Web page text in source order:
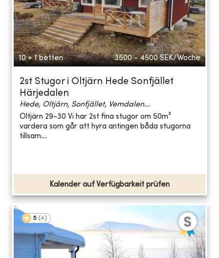
10 + 1 betten 3500 - 4500 SEK/Woche
2st Stugor i Oltjärn Hede Sonfjället
Härjedalen
Hede, Oltjärn, Sonfjället, Vemdalen...
Oltjärn 29-30 Vi har 2st fina stugor om 50m²
vardera som går att hyra antingen båda stugorna
tillsam...
Kalender auf Verfügbarkeit prüfen
5 (4)